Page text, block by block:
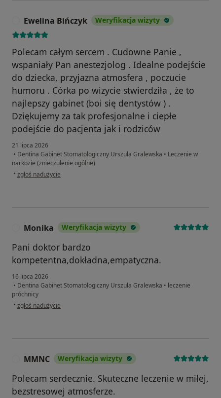
Ewelina Bińczyk Weryfikacja wizyty
Polecam całym sercem . Cudowne Panie ,
wspaniały Pan anestezjolog . Idealne podejście
do dziecka, przyjazna atmosfera , poczucie
humoru . Córka po wizycie stwierdziła , że to
najlepszy gabinet (boi się dentystów ) .
Dziękujemy za tak profesjonalne i ciepłe
podejście do pacjenta jak i rodziców
21 lipca 2026
• Dentina Gabinet Stomatologiczny Urszula Gralewska • Leczenie w
narkozie (znieczulenie ogólne)
• w opinii użytkownika Ewelina Bińczyk
zgłoś nadużycie
Monika Weryfikacja wizyty
Pani doktor bardzo
kompetentna,dokładna,empatyczna.
16 lipca 2026
• Dentina Gabinet Stomatologiczny Urszula Gralewska • leczenie
próchnicy
• w opinii użytkownika Monika
zgłoś nadużycie
MMNC Weryfikacja wizyty
Polecam serdecznie. Skuteczne leczenie w miłej,
bezstresowej atmosferze.